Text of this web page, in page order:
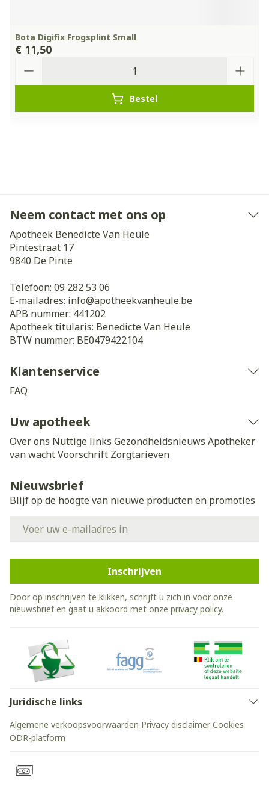
Bota Digifix Frogsplint Small
€ 11,50
Bestel
Neem contact met ons op
Apotheek Benedicte Van Heule
Pintestraat 17
9840 De Pinte
Telefoon: 09 282 53 06
E-mailadres: info@apotheekvanheule.be
APB nummer: 441202
Apotheek titularis: Benedicte Van Heule
BTW nummer: BE0479422104
Klantenservice
FAQ
Uw apotheek
Over ons Nuttige links Gezondheidsnieuws Apotheker
van wachtVoorschrift Zorgtarieven
Nieuwsbrief
Blijf op de hoogte van nieuwe producten en promoties
Inschrijven
Door op inschrijven te klikken, schrijft u zich in voor onze
nieuwsbrief en gaat u akkoord met onze privacy policy.
Juridische links
Algemene verkoopsvoorwaarden Privacy disclaimer Cookies
ODR-platform